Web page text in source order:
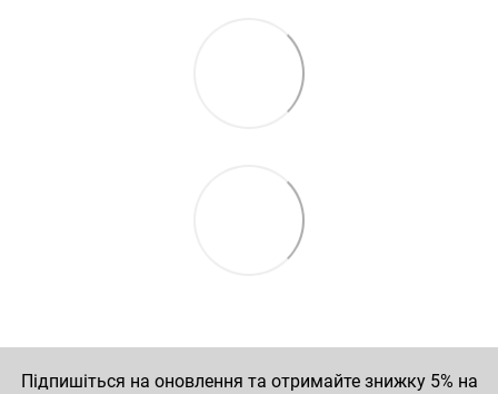
Підпишіться на оновлення та отримайте знижку 5% на